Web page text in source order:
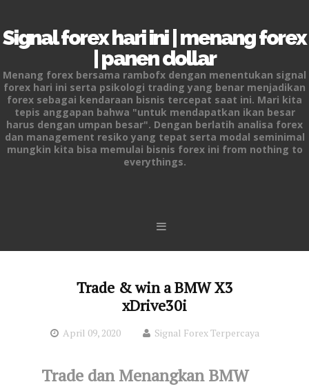
Signal forex hari ini | menang forex
| panen dollar
Menang forex bersama rambofx dengan menentukan signal
forex hari ini serta psikologi trading yang benar menjadikan
forex sebagai kendaraan bisnis tercepat saat ini. Mari kita
tepis anggapan bahwa "untuk mendapatkan ikan besar
harus dengan umpan besar". Dengan berlatih analisa forex
dan management resiko yang tepat serta modal seminimal
mungkin kita bisa memulai bisnis forex ini from nothing to
everythings.
Skip to content
Trade & win a BMW X3
xDrive30i
April 09, 2020 Signal Forex Terpercaya
Trade dan Menangkan BMW